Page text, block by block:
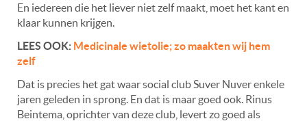
En iedereen die het liever niet zelf maakt, moet het kant en
klaar kunnen krijgen.
LEES OOK: Medicinale wietolie; zo maakten wij hem
zelf
Dat is precies het gat waar social club Suver Nuver enkele
jaren geleden in sprong. En dat is maar goed ook. Rinus
Beintema, oprichter van deze club, levert zo goed als